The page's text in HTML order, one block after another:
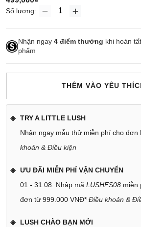
Số lượng:
Nhận ngay 4 điểm thưởng khi hoàn
phẩm
THÊM VÀO YÊU
TRY A LITTLE LUSH
Nhận ngay mẫu thử miễn phí cho đơn
khoản & Điều kiện
ƯU ĐÃI MIỄN PHÍ VẬN CHUYỂN
01 - 31.08: Nhập mã LUSHFS08 miễn
đơn từ 999.000 VNĐ* Điều khoản &
LUSH CHÀO BẠN MỚI